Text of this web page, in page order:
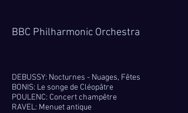
DEBUSSY: Nocturnes - Nuages, Fêtes
BONIS: Le songe de Cléopâtre
POULENC: Concert champêtre
RAVEL: Menuet antique
BBC Philharmonic Orchestra